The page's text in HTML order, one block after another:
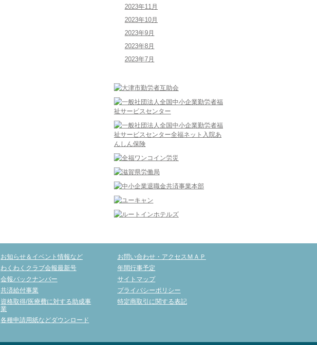
2023年11月
2023年10月
2023年9月
2023年8月
2023年7月
お知らせ＆イベント情報など
わくわくクラブ会報最新号
会報バックナンバー
共済給付事業
資格取得/医療費に対する助成事
業
各種申請用紙などダウンロード
お問い合わせ・アクセスＭＡＰ
年間行事予定
サイトマップ
プライバシーポリシー
特定商取引に関する表記